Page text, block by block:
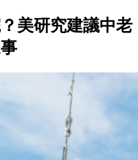
美研究建議中老